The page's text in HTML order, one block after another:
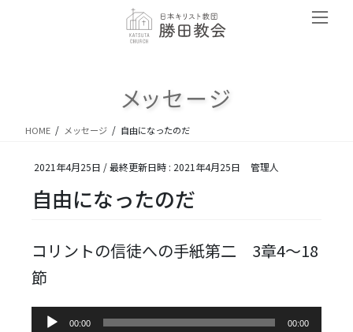
メッセージ
HOME メッセージ 自由になったのだ
2021年4月25日 / 最終更新日時 : 2021年4月25日 管理人
自由になったのだ
コリントの信徒への手紙第二 3章4～18
節
00:00 00:00